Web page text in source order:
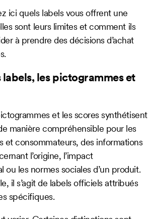
ici quels labels vous offrent une
sont leurs limites et comment ils
à prendre des décisions d’achat
labels, les pictogrammes et
et les scores synthétisent
manière compréhensible pour les
et consommateurs, des informations
l’origine, l’impact
ou les normes sociales d’un produit.
il s’agit de labels officiels attribués
spécifiques.